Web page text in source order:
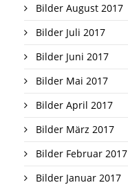
Bilder August 2017
Bilder Juli 2017
Bilder Juni 2017
Bilder Mai 2017
Bilder April 2017
Bilder März 2017
Bilder Februar 2017
Bilder Januar 2017